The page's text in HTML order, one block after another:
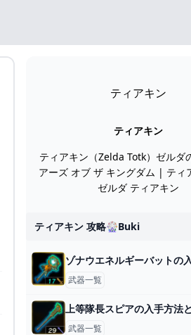
ティアキン
ティアキン
ティアキン（Zelda Totk）ゼルダ
アーズ オブ ザ キングダム | ティ
ゼルダ ティアキン
ティアキン 攻略🎡buki
武器一覧
上等隊長スピアの入手方法
武器一覧